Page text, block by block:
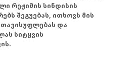
რეჟიმის სინდისის
შეგუებას, ითხოვს მის
და
სიტყვის